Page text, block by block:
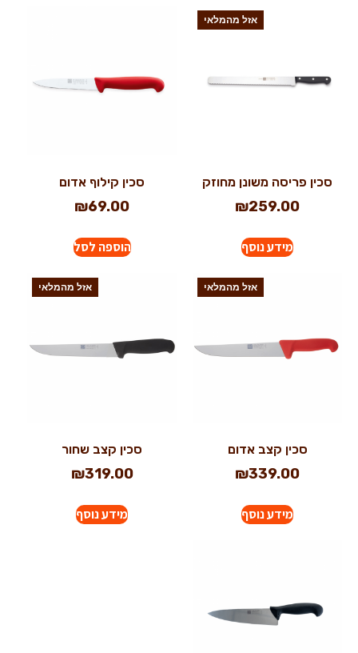
אזל מהמלאי
סכין פריסה משונן מחוזק
₪259.00
מידע נוסף
סכין קילוף אדום
₪69.00
הוספה לסל
אזל מהמלאי
סכין קצב אדום
₪339.00
מידע נוסף
אזל מהמלאי
סכין קצב שחור
₪319.00
מידע נוסף